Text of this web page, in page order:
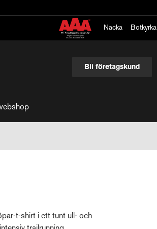
Nacka Botkyrka
Bli företagskund
t-shirt i ett tunt ull- och